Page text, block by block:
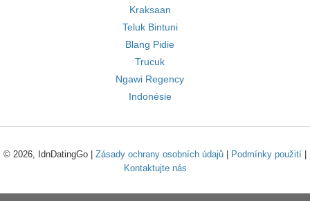
Kraksaan
Teluk Bintuni
Blang Pidie
Trucuk
Ngawi Regency
Indonésie
© 2026, IdnDatingGo | Zásady ochrany osobních údajů Podmínky použití
Kontaktujte nás